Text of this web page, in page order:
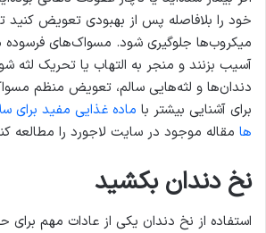
خود را بلافاصله پس از بهبودی تعویض کنید
میکروب‌ها جلوگیری شود. مسواک‌های فرسوده
آسیب بزنند و منجر به التهاب یا تحریک لثه
دندان‌ها و لثه‌هایی سالم، تعویض منظم
برای آشنایی بیشتر با ماده غذایی مفید برای
ها مقاله موجود در سایت لاجورد را مطالعه
نخ دندان بکشید
استفاده از نخ دندان یکی از عادات مهم